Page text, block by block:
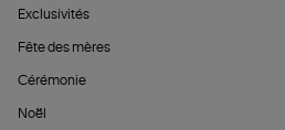
Exclusivités
Fête des mères
Cérémonie
Noël